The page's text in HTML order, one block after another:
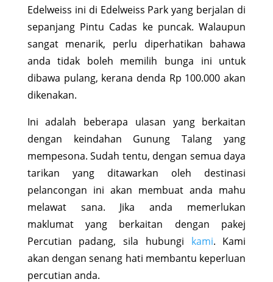
Edelweiss ini di Edelweiss Park yang berjalan di
sepanjang Pintu Cadas ke puncak. Walaupun
sangat menarik, perlu diperhatikan bahawa
anda tidak boleh memilih bunga ini untuk
dibawa pulang, kerana denda Rp 100.000 akan
dikenakan.
Ini adalah beberapa ulasan yang berkaitan
dengan keindahan Gunung Talang yang
mempesona. Sudah tentu, dengan semua daya
tarikan yang ditawarkan oleh destinasi
pelancongan ini akan membuat anda mahu
melawat sana. Jika anda memerlukan
maklumat yang berkaitan dengan pakej
Percutian padang, sila hubungi kami. Kami
akan dengan senang hati membantu keperluan
percutian anda.